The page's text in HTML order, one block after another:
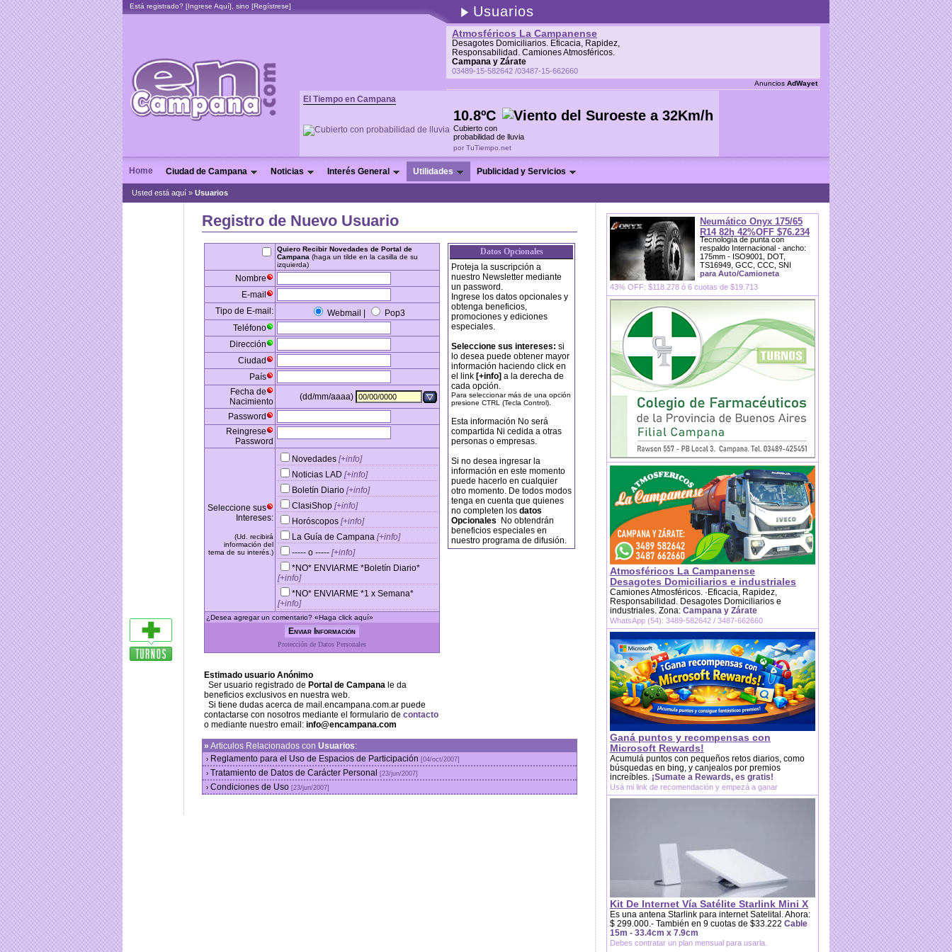
Está registrado? [Ingrese Aquí], sino [Regístrese] Usuarios
Atmosféricos La Campanense
Desagotes Domiciliarios. Eficacia, Rapidez,
Responsabilidad. Camiones Atmosféricos.
Campana y Zárate
03489-15-582642 /03487-15-662660
Anuncios AdWayet
El Tiempo en Campana
10.8ºC
Cubierto con
probabilidad de lluvia
por TuTiempo.net
Home Ciudad de Campana Noticias Interés General Utilidades Publicidad y Servicios
Usted está aquí » Usuarios
Registro de Nuevo Usuario
Quiero Recibir Novedades de Portal de
Campana (haga un tilde en la casilla de su
izquierda)
Nombre
E-mail
Tipo de E-mail:
Webmail |
Pop3
Teléfono
Dirección
Ciudad
País
Fecha de
Nacimiento
(dd/mm/aaaa)
Password
Reingrese
Password
Seleccione sus
Intereses:
(Ud. recibirá
información del
tema de su interés.)
Novedades [+info]
Noticias LAD [+info]
Boletín Diario [+info]
ClasiShop [+info]
Horóscopos [+info]
La Guía de Campana [+info]
----- o ----- [+info]
*NO* ENVIARME *Boletín Diario*
[+info]
*NO* ENVIARME *1 x Semana*
[+info]
¿Desea agregar un comentario? «Haga click aquí»
Protección de Datos Personales
Estimado usuario Anónimo
Ser usuario registrado de Portal de Campana le da
beneficios exclusivos en nuestra web.
Si tiene dudas acerca de mail.encampana.com.ar puede
contactarse con nosotros mediante el formulario de contacto
o mediante nuestro email: info@encampana.com
Datos Opcionales
Proteja la suscripción a
nuestro Newsletter mediante
un password.
Ingrese los datos opcionales y
obtenga beneficios,
promociones y ediciones
especiales.
Seleccione sus intereses: si
lo desea puede obtener mayor
información haciendo click en
el link [+info] a la derecha de
cada opción.
Para seleccionar más de una opción
presione CTRL (Tecla Control).
Esta información No será
compartida Ni cedida a otras
personas o empresas.
Si no desea ingresar la
información en este momento
puede hacerlo en cualquier
otro momento. De todos modos
tenga en cuenta que quienes
no completen los datos
Opcionales No obtendrán
beneficios especiales en
nuestro programa de difusión.
» Articulos Relacionados con Usuarios:
› Reglamento para el Uso de Espacios de Participación [04/oct/2007]
› Tratamiento de Datos de Carácter Personal [23/jun/2007]
› Condiciones de Uso [23/jun/2007]
Neumático Onyx 175/65
R14 82h 42%OFF $76.234
Tecnología de punta con
respaldo Internacional - ancho:
175mm - ISO9001, DOT,
TS16949, GCC, CCC, SNI
para Auto/Camioneta
43% OFF: $118.278 ó 6 cuotas de $19.713
Atmosféricos La Campanense
Desagotes Domiciliarios e industriales
Camiones Atmosféricos. ·Eficacia, Rapidez,
Responsabilidad. Desagotes Domiciliarios e
industriales. Zona: Campana y Zárate
WhatsApp (54): 3489-582642 / 3487-662660
Ganá puntos y recompensas con
Microsoft Rewards!
Acumulá puntos con pequeños retos diarios, como
búsquedas en bing, y canjealos por premios
increíbles. ¡Sumate a Rewards, es gratis!
Usá mi link de recomendación y empezá a ganar
Kit De Internet Vía Satélite Starlink Mini X
Es una antena Starlink para internet Satelital. Ahora:
$ 299.000.- También en 9 cuotas de $33.222 Cable
15m - 33.4cm x 7.9cm
Debes contratar un plan mensual para usarla.